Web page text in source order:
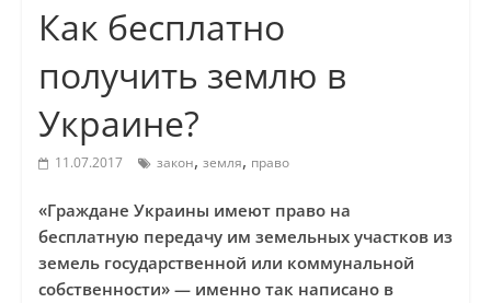
Как бесплатно
получить землю в
Украине?
11.07.2017 закон, земля, право
«Граждане Украины имеют право на
бесплатную передачу им земельных участков из
земель государственной или коммунальной
собственности» — именно так написано в